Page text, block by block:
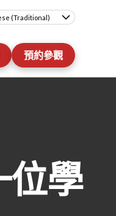
(Traditional)
預約參觀
位學